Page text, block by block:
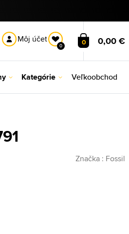
Môj účet
0 0 0,00 €
Kategórie Veľkoobchod
Značka : Fossil